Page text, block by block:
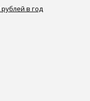
в год